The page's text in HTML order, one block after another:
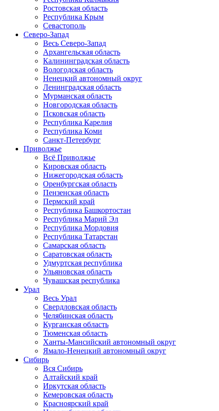
Ростовская область
Республика Крым
Севастополь
Северо-Запад
Весь Северо-Запад
Архангельская область
Калининградская область
Вологодская область
Ненецкий автономный округ
Ленинградская область
Мурманская область
Новгородская область
Псковская область
Республика Карелия
Республика Коми
Санкт-Петербург
Приволжье
Всё Приволжье
Кировская область
Нижегородская область
Оренбургская область
Пензенская область
Пермский край
Республика Башкортостан
Республика Марий Эл
Республика Мордовия
Республика Татарстан
Самарская область
Саратовская область
Удмуртская республика
Ульяновская область
Чувашская республика
Урал
Весь Урал
Свердловская область
Челябинская область
Курганская область
Тюменская область
Ханты-Мансийский автономный округ
Ямало-Ненецкий автономный округ
Сибирь
Вся Сибирь
Алтайский край
Иркутская область
Кемеровская область
Красноярский край